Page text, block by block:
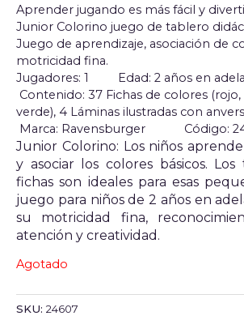
Aprender jugando es más fácil y
Junior Colorino juego de tablero
Juego de aprendizaje, asociación de
motricidad fina.
Jugadores: 1 Edad: 2 años en
Contenido: 37 Fichas de colores
verde), 4 Láminas ilustradas con
Marca: Ravensburger Código:
Junior Colorino: Los niños
y asociar los colores básicos.
fichas son ideales para esas
juego para niños de 2 años en
su motricidad fina,
atención y creatividad.
Agotado
SKU: 24607